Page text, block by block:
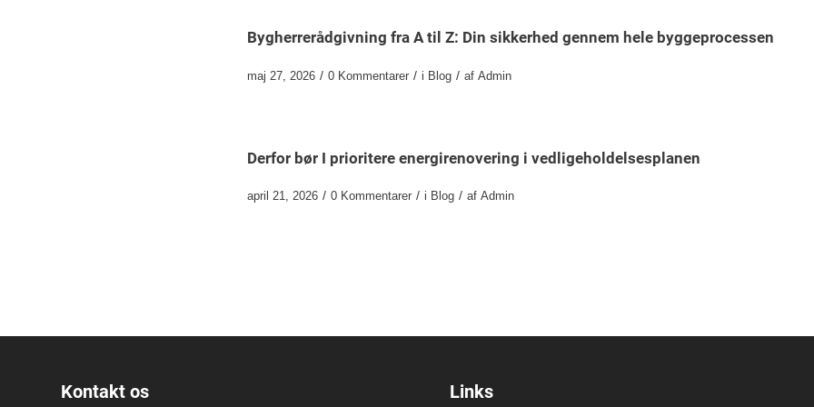
Bygherrerådgivning fra A til Z: Din sikkerhed gennem hele byggeprocessen
maj 27, 2026 / 0 Kommentarer / i Blog / af Admin
Derfor bør I prioritere energirenovering i vedligeholdelsesplanen
april 21, 2026 / 0 Kommentarer / i Blog / af Admin
Kontakt os Links